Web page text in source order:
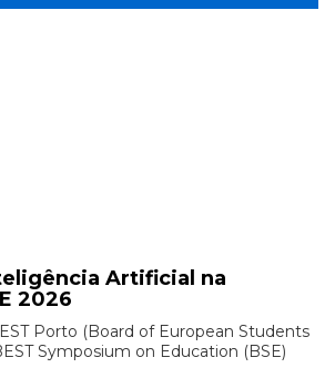
Artificial na
2026
Porto (Board of European Students
Symposium on Education (BSE)